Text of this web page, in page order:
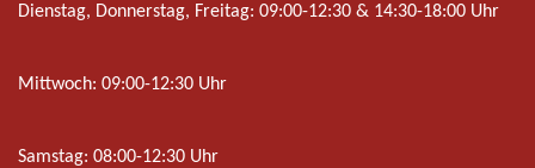
Dienstag, Donnerstag, Freitag: 09:00-12:30 & 14:30-18:00 Uhr
Mittwoch: 09:00-12:30 Uhr
Samstag: 08:00-12:30 Uhr